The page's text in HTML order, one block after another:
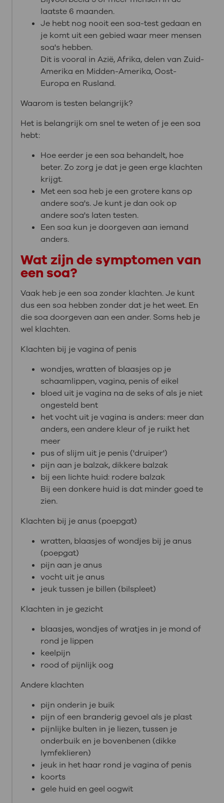
laatste 6 maanden.
Je hebt nog nooit een soa-test gedaan en
je komt uit een gebied waar meer mensen
soa's hebben.
Dit is vooral in Azië, Afrika, delen van Zuid-
Amerika en Midden-Amerika, Oost-
Europa en Rusland.
Waarom is testen belangrijk?
Het is belangrijk om snel te weten of je een soa
hebt:
Hoe eerder je een soa behandelt, hoe
beter. Zo zorg je dat je geen erge klachten
krijgt.
Met een soa heb je een grotere kans op
andere soa's. Je kunt je dan ook op
andere soa's laten testen.
Een soa kun je doorgeven aan iemand
anders.
Wat zijn de symptomen van
een soa?
Vaak heb je een soa zonder klachten. Je kunt
dus een soa hebben zonder dat je het weet. En
die soa doorgeven aan een ander. Soms heb je
wel klachten.
Klachten bij je vagina of penis
wondjes, wratten of blaasjes op je
schaamlippen, vagina, penis of eikel
bloed uit je vagina na de seks of als je niet
ongesteld bent
het vocht uit je vagina is anders: meer dan
anders, een andere kleur of je ruikt het
meer
pus of slijm uit je penis ('druiper')
pijn aan je balzak, dikkere balzak
bij een lichte huid: rodere balzak
Bij een donkere huid is dat minder goed te
zien.
Klachten bij je anus (poepgat)
wratten, blaasjes of wondjes bij je anus
(poepgat)
pijn aan je anus
vocht uit je anus
jeuk tussen je billen (bilspleet)
Klachten in je gezicht
blaasjes, wondjes of wratjes in je mond of
rond je lippen
keelpijn
rood of pijnlijk oog
Andere klachten
pijn onderin je buik
pijn of een branderig gevoel als je plast
pijnlijke bulten in je liezen, tussen je
onderbuik en je bovenbenen (dikke
lymfeklieren)
jeuk in het haar rond je vagina of penis
koorts
gele huid en geel oogwit